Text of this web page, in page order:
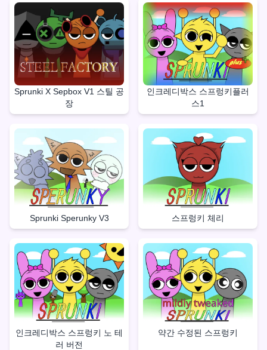
Sprunki X Sepbox V1 스틸 공
장
인크레디박스 스프렁키플러
스1
Sprunki Sperunky V3 스프렁키 체리
인크레디박스 스프렁키 노 테
러 버전
약간 수정된 스프렁키